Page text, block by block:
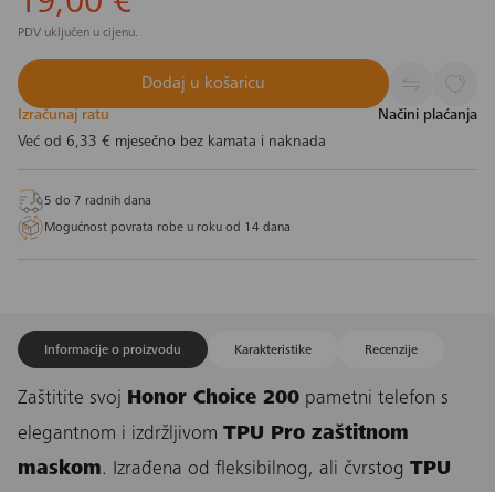
PDV uključen u cijenu.
Dodaj u košaricu
Izračunaj ratu
Načini plaćanja
Već od 6,33 € mjesečno bez kamata i naknada
5 do 7 radnih dana
Mogućnost povrata robe u roku od 14 dana
Informacije o proizvodu Karakteristike Recenzije
Zaštitite svoj Honor Choice 200 pametni telefon s
elegantnom i izdržljivom TPU Pro zaštitnom
maskom. Izrađena od fleksibilnog, ali čvrstog TPU